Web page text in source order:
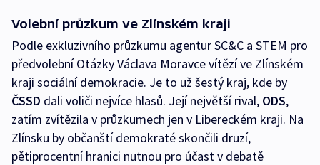
Volební průzkum ve Zlínském kraji
Podle exkluzivního průzkumu agentur SC&C a STEM pro
předvolební Otázky Václava Moravce vítězí ve Zlínském
kraji sociální demokracie. Je to už šestý kraj, kde by
ČSSD dali voliči nejvíce hlasů. Její největší rival, ODS,
zatím zvítězila v průzkumech jen v Libereckém kraji. Na
Zlínsku by občanští demokraté skončili druzí,
pětiprocentní hranici nutnou pro účast v debatě